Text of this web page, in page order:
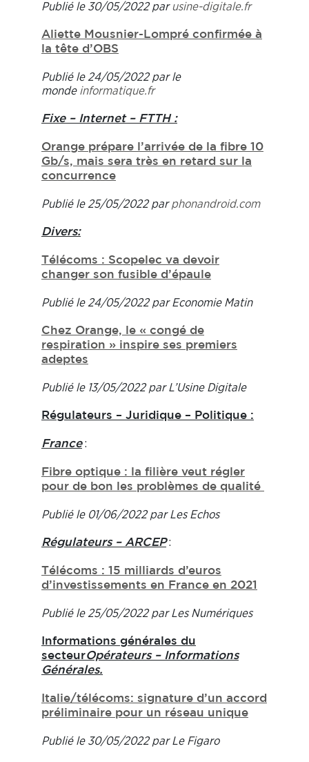
Publié le 30/05/2022 parusine-digitale.fr
Aliette Mousnier-Lompré confirmée à
la tête d’OBS
Publié le 24/05/2022 par le
monde informatique.fr
Fixe – Internet – FTTH :
Orange prépare l’arrivée de la fibre 10
Gb/s, mais sera très en retard sur la
concurrence
Publié le 25/05/2022 parphonandroid.com
Divers:
Télécoms : Scopelec va devoir
changer son fusible d’épaule
Publié le 24/05/2022 par Economie Matin
Chez Orange, le « congé de
respiration » inspire ses premiers
adeptes
Publié le 13/05/2022 par L’Usine Digitale
Régulateurs – Juridique – Politique :
France:
Fibre optique : la filière veut régler
pour de bon les problèmes de qualité
Publié le 01/06/2022 par Les Echos
Régulateurs – ARCEP:
Télécoms : 15 milliards d’euros
d’investissements en France en 2021
Publié le 25/05/2022 par Les Numériques
Informations générales du
secteurOpérateurs – Informations
Générales.
Italie/télécoms: signature d’un accord
préliminaire pour un réseau unique
Publié le 30/05/2022 par Le Figaro